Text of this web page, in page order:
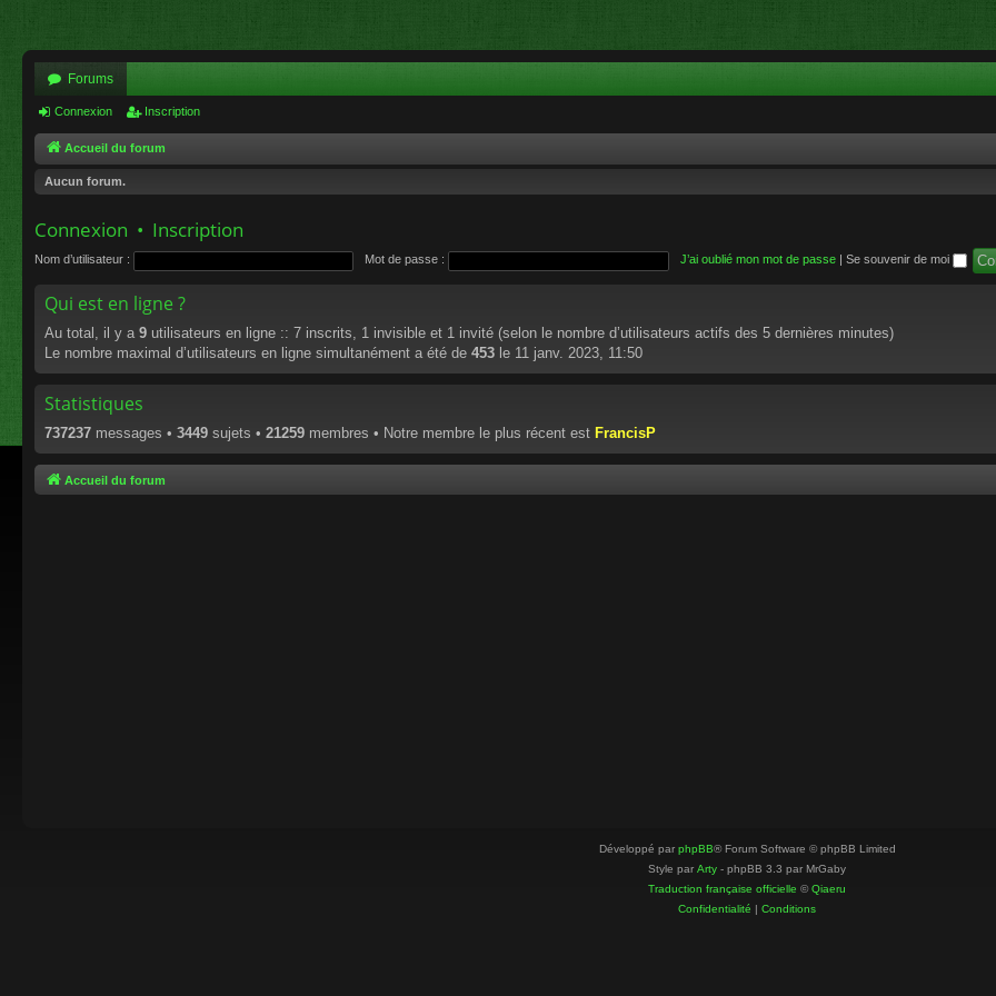
Forums
Connexion Inscription
Accueil du forum
Aucun forum.
Connexion • Inscription
Nom d’utilisateur : Mot de passe : J’ai oublié mon mot de passe Se souvenir de moi
Qui est en ligne ?
Au total, il y a 9 utilisateurs en ligne :: 7 inscrits, 1 invisible et 1 invité (selon le nombre d’utilisateurs actifs des 5 dernières minutes)
Le nombre maximal d’utilisateurs en ligne simultanément a été de 453 le 11 janv. 2023, 11:50
Statistiques
737237 messages • 3449 sujets • 21259 membres • Notre membre le plus récent est FrancisP
Accueil du forum
Développé par phpBB® Forum Software © phpBB Limited
Style par Arty - phpBB 3.3 par MrGaby
Traduction française officielle ©Qiaeru
Confidentialité | Conditions